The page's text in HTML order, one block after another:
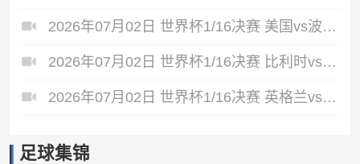
2026年07月02日 世界杯1/16决赛 美国vs波黑 全场录像
2026年07月02日 世界杯1/16决赛 比利时vs塞内加尔 全场录像
2026年07月02日 世界杯1/16决赛 英格兰vs民主刚果 全场录像
足球集锦